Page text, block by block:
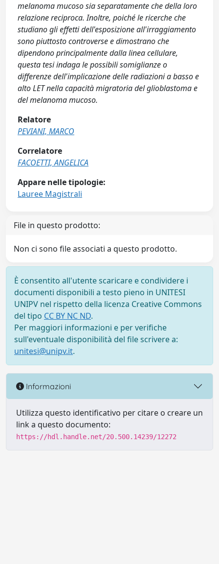
melanoma mucoso sia separatamente che della loro
relazione reciproca. Inoltre, poiché le ricerche che
studiano gli effetti dell'esposizione all'irraggiamento
sono piuttosto controverse e dimostrano che
dipendono principalmente dalla linea cellulare,
questa tesi indaga le possibili somiglianze o
differenze dell'implicazione delle radiazioni a basso e
alto LET nella capacità migratoria del glioblastoma e
del melanoma mucoso.
Relatore
PEVIANI, MARCO
Correlatore
FACOETTI, ANGELICA
Appare nelle tipologie:
Lauree Magistrali
File in questo prodotto:
Non ci sono file associati a questo prodotto.
È consentito all'utente scaricare e condividere i
documenti disponibili a testo pieno in UNITESI
UNIPV nel rispetto della licenza Creative Commons
del tipo CC BY NC ND.
Per maggiori informazioni e per verifiche
sull'eventuale disponibilità del file scrivere a:
unitesi@unipv.it.
Informazioni
Utilizza questo identificativo per citare o creare un
link a questo documento:
https://hdl.handle.net/20.500.14239/12272